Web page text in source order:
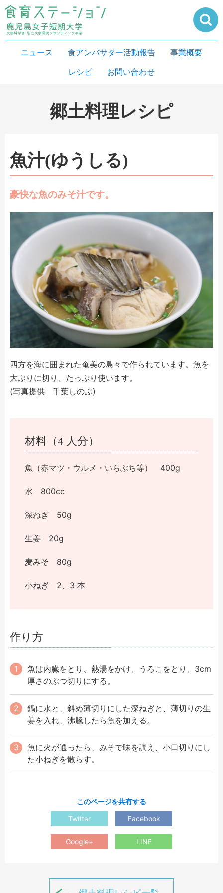
ニュース 食アンバサダー活動報告
事業概要
レシピ
お問い合わせ
郷土料理レシピ
魚汁(ゆうしる)
豪快な魚のみそ汁です。
四方を海に囲まれた奄美の島々で作られています。魚を
大ぶりに切り、たっぷり使います。
(写真提供 千葉しのぶ)
材料（4 人分）
魚（赤マツ・ウルメ・いらぶち等） 400g
水 800cc
深ねぎ 50g
生姜 20g
麦みそ 80g
小ねぎ 2、3 本
作り方
魚は内臓をとり、熱湯をかけ、うろこをとり、3cm
厚さのぶつ切りにする。
鍋に水と、斜め薄切りにした深ねぎと、薄切りの生
姜を入れ、沸騰したら魚を加える。
魚に火が通ったら、みそで味を調え、小口切りにし
た小ねぎを散らす。
このページを共有する
Twitter
Facebook
Google+ LINE